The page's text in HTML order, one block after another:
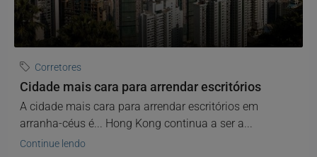
Corretores
Cidade mais cara para arrendar escritórios
A cidade mais cara para arrendar escritórios em
arranha-céus é... Hong Kong continua a ser a...
Continue lendo